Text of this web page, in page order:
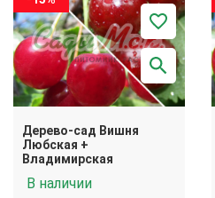
Дерево-сад Вишня
Любская +
Владимирская
В наличии